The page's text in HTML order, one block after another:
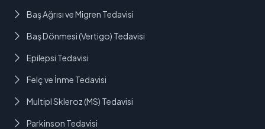
Baş Ağrısı ve Migren Tedavisi
Baş Dönmesi (Vertigo) Tedavisi
Epilepsi Tedavisi
Felç ve İnme Tedavisi
Multipl Skleroz (MS) Tedavisi
Parkinson Tedavisi